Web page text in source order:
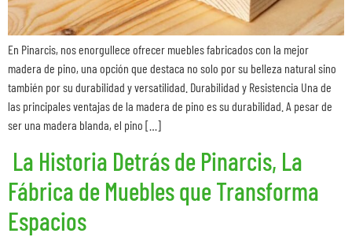
En Pinarcis, nos enorgullece ofrecer muebles fabricados con la mejor
madera de pino, una opción que destaca no solo por su belleza natural sino
también por su durabilidad y versatilidad. Durabilidad y Resistencia Una de
las principales ventajas de la madera de pino es su durabilidad. A pesar de
ser una madera blanda, el pino […]
La Historia Detrás de Pinarcis, La
Fábrica de Muebles que Transforma
Espacios